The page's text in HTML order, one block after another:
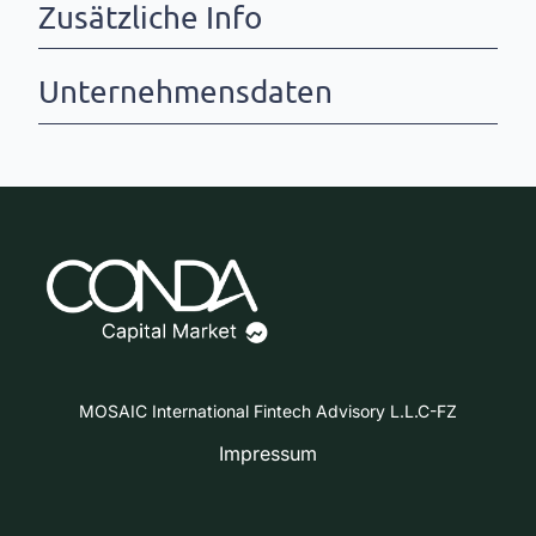
Zusätzliche Info
Unternehmensdaten
MOSAIC International Fintech Advisory L.L.C-FZ
Impressum